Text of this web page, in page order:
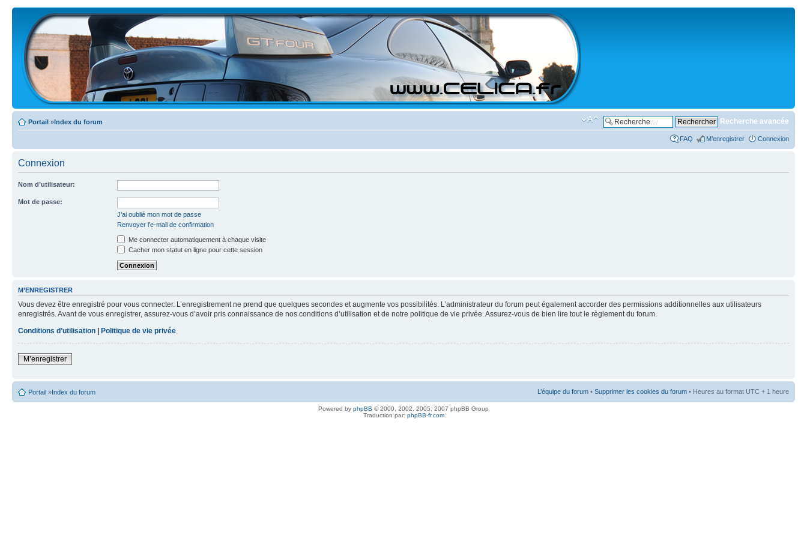
Portail »Index du forum Recherche avancée
FAQ M’enregistrer Connexion
Connexion
Nom d’utilisateur:
Mot de passe:
J’ai oublié mon mot de passe
Renvoyer l’e-mail de confirmation
Me connecter automatiquement à chaque visite
Cacher mon statut en ligne pour cette session
M’ENREGISTRER
Vous devez être enregistré pour vous connecter. L’enregistrement ne prend que quelques secondes et augmente vos possibilités. L’administrateur du forum peut également accorder des permissions additionnelles aux utilisateurs
enregistrés. Avant de vous enregistrer, assurez-vous d’avoir pris connaissance de nos conditions d’utilisation et de notre politique de vie privée. Assurez-vous de bien lire tout le règlement du forum.
Conditions d’utilisation | Politique de vie privée
M’enregistrer
Portail »Index du forum L’équipe du forum • Supprimer les cookies du forum • Heures au format UTC + 1 heure
Powered by phpBB © 2000, 2002, 2005, 2007 phpBB Group
Traduction par: phpBB-fr.com